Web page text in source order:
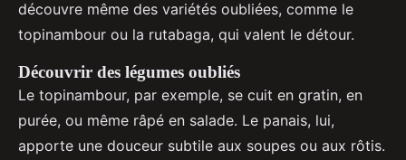
découvre même des variétés oubliées, comme le
topinambour ou la rutabaga, qui valent le détour.
Découvrir des légumes oubliés
Le topinambour, par exemple, se cuit en gratin, en
purée, ou même râpé en salade. Le panais, lui,
apporte une douceur subtile aux soupes ou aux rôtis.